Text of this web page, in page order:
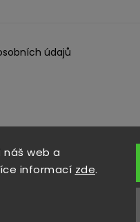
web a
informací zde.
údajů